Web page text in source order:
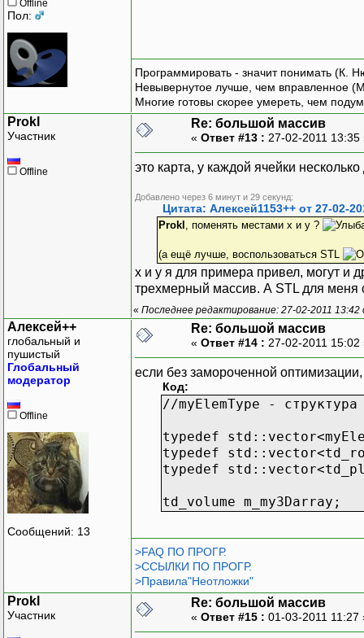
Offline
Пол:
Программировать - значит понимать (К.
Невывернутое лучше, чем вправленное
Многие готовы скорее умереть, чем
Prokl
Участник
Offline
Re: большой массив
« Ответ #13 : 27-02-2011
это карта, у каждой ячейки
Добавлено через 6 минут и 29 секунд:
Цитата: Алексей1153++ от 27-02-
Prokl , поменять местами x и y ?
(а ещё лучше, воспользоваться STL
x и y я для примера привел, могут и
трехмерный массив. А STL для меня
« Последнее редактирование: 27-02-2011 13:42
Алексей++
глобальный и
пушистый
Глобальный
модератор
Offline
Сообщений: 13
Re: большой массив
« Ответ #14 : 27-02-2011
если без замороченной оптимизации,
Код:
//myElemType - структура
typedef
typedef
typedef
td_volume m_my3Darray;
>FAQ ПО ПРОГР.
>ССЫЛКИ ПО ПРОГР.
>Правила"Неотложки"
Prokl
Участник
Re: большой массив
« Ответ #15 : 01-03-2011